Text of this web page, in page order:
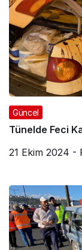
Güncel
Tünelde Feci
21 Ekim 2024 -